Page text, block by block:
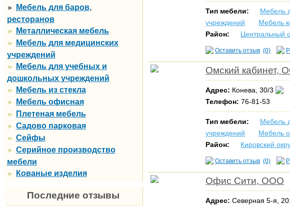
►
Мебель для баров,
ресторанов
►
Металлическая мебель
► Мебель для медицинских
учреждений
►
Мебель для учебных и
дошкольных учреждений
►
Мебель из стекла
► Мебель офисная
► Плетеная мебель
► Садово парковая
► Сейфы
► Серийное производство
мебели
►
Кованые изделия
Последние отзывы
Тип мебели: Мебель
учреждений
Мебель
Район:
Центральный
Оставить отзыв (0)
Омский кабинет,
Адрес: Конева, 30/3
Телефон: 76-81-53
Тип мебели: Мебель
учреждений
Мебель
Район:
Кировский
Оставить отзыв (0)
Офис Сити, ООО
Адрес: Северная 5-я,